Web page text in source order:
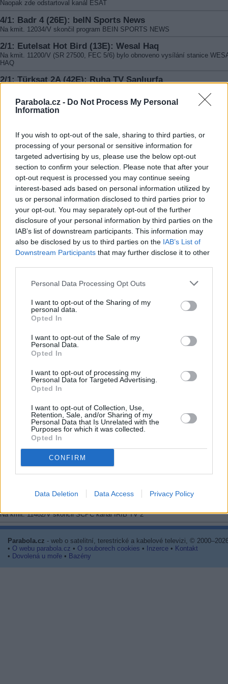
Parabola.cz - Do Not Process My Personal
Information
If you wish to opt-out of the sale, sharing to third parties, or
processing of your personal or sensitive information for
targeted advertising by us, please use the below opt-out
section to confirm your selection. Please note that after your
opt-out request is processed you may continue seeing
interest-based ads based on personal information utilized by
us or personal information disclosed to third parties prior to
your opt-out. You may separately opt-out of the further
disclosure of your personal information by third parties on the
IAB’s list of downstream participants. This information may
also be disclosed by us to third parties on the IAB’s List of
Downstream Participants that may further disclose it to other
Personal Data Processing Opt Outs
I want to opt-out of the Sharing of my
personal data.
Opted In
I want to opt-out of the Sale of my
Personal Data.
Opted In
I want to opt-out of processing my
Personal Data for Targeted Advertising.
Opted In
I want to opt-out of Collection, Use,
Retention, Sale, and/or Sharing of my
Personal Data that Is Unrelated with the
Purposes for which it was collected.
Opted In
CONFIRM
Data Deletion Data Access Privacy Policy
Naopak zde odstartoval kanál ESAT
4/1: Badr 4 (26E): beIN Sports News
Na kmit. 12034/V skončil program BEIN SPORTS NEWS
2/1: Eutelsat Hot Bird (13E): Wesal Haq
Na kmit. 11200/V (SR 27500, FEC 5/6) bylo obnoveno vysílání stanice
HAQ
2/1: Türksat 2A (42E): Ruha TV Şanlıurfa
1/1: Azerspace 1 (46E): KDRTRK, Kultura Ukraine
Na kmit. 10998/V skončil mini paket s programy KDRTRK, KULTURA
1/1: Telstar 12 (15W): MAC TV, ETTV News America,
Satellite TV
Na kmit. 12608/H skončily programy MAC TV, ETTV NEWS AMERICA,
SATELLITE TV
1/1: Eutelsat 3B (3,1E): KurdSat HD, KurdSat News HD
Na kmit. 11539/H skončil paket s programy KURDSAT HD, KURDSAT
1/1: Badr 4 (26E): Citruss TV
Na kmit. 12207/V skončil program CITRUSS TV
1/1: Astra 1 (19,2E): Qlar
Na kmit. 12480/V skončila stanice QLAR
1/1: Astra 4A (4,8E): Pravo-TV
1/1: Türksat 3A (42E): Rossija 24, RTR Planeta
Na kmit. 11472/H bylo ukončeno šíření programů ROSSIJA 24, RTR
1/1: Hellas Sat 2 (39E): Alsumaria
Na kmit. 11559/H skončil SCPC kanál Alsumaria
1/1: Eutelsat 70B (70,5E): Sindu TV
Na freq. 11294/H (SR 44900, FEC 2/3, DVB-S2/QPSK) opět vysílá stanice
Na kmit. 12129/V (SR 27500, FEC 3/4) opět vysílá stanice Praise TV
1/1: Eutelsat Hot Bird (13E): Wesal Haq
1/1: Eutelsat Hot Bird (13E): Fashion One Europe
Na kmit. 10853/H skončil program FASHION ONE EUROPE
1/1: Türksat 3A (42E): T.A.Y TV
Na kmit. 11012/V skončil program T.A.Y TV
Na kmit. 11482/V skončil SCPC kanál IRIB TV 2
Parabola.cz - web o satelitní, terestrické a kabelové televizi, ©
• O webu parabola.cz • O souborech cookies • Inzerce • Kontakt
• Dovolená u moře • Bazény